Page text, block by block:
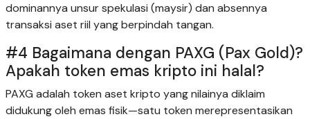
dominannya unsur spekulasi (maysir) dan absennya
transaksi aset riil yang berpindah tangan.
#4 Bagaimana dengan PAXG (Pax Gold)?
Apakah token emas kripto ini halal?
PAXG adalah token aset kripto yang nilainya diklaim
didukung oleh emas fisik—satu token merepresentasikan